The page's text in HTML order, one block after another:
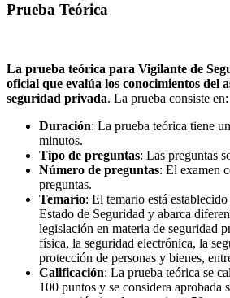
Prueba Teórica
La prueba teórica para Vigilante de
oficial que evalúa los conocimientos del
seguridad privada. La prueba consiste en:
Duración: La prueba teórica tiene
minutos.
Tipo de preguntas: Las preguntas
Número de preguntas: El examen
preguntas.
Temario: El temario está
Estado de Seguridad y abarca
legislación en materia de seguridad
física, la seguridad electrónica, la
protección de personas y bienes,
Calificación: La prueba teórica se
100 puntos y se considera aprobada